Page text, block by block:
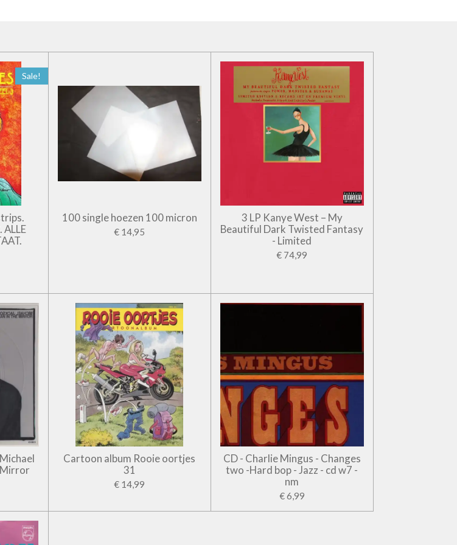
Sale!
ALLE
100 single hoezen 100 micron
€ 14,95
3 LP Kanye West – My
Beautiful Dark Twisted Fantasy
- Limited
€ 74,99
Mirror
Cartoon album Rooie oortjes
31
€ 14,99
CD - Charlie Mingus - Changes
two -Hard bop - Jazz - cd w7 -
nm
€ 6,99